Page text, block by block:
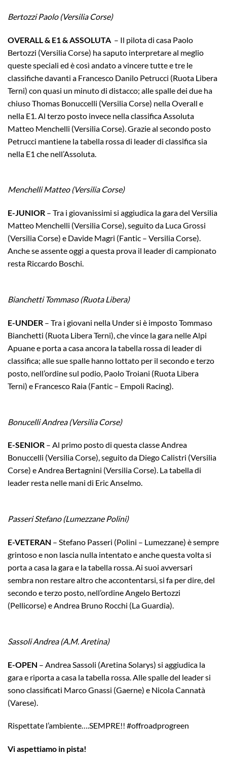
Bertozzi Paolo (Versilia Corse)
OVERALL & E1 & ASSOLUTA – Il pilota di casa Paolo
Bertozzi (Versilia Corse) ha saputo interpretare al meglio
queste speciali ed è così andato a vincere tutte e tre le
classifiche davanti a Francesco Danilo Petrucci (Ruota Libera
Terni) con quasi un minuto di distacco; alle spalle dei due ha
chiuso Thomas Bonuccelli (Versilia Corse) nella Overall e
nella E1. Al terzo posto invece nella classifica Assoluta
Matteo Menchelli (Versilia Corse). Grazie al secondo posto
Petrucci mantiene la tabella rossa di leader di classifica sia
nella E1 che nell’Assoluta.
Menchelli Matteo (Versilia Corse)
E-JUNIOR – Tra i giovanissimi si aggiudica la gara del Versilia
Matteo Menchelli (Versilia Corse), seguito da Luca Grossi
(Versilia Corse) e Davide Magri (Fantic – Versilia Corse).
Anche se assente oggi a questa prova il leader di campionato
resta Riccardo Boschi.
Bianchetti Tommaso (Ruota Libera)
E-UNDER – Tra i giovani nella Under si è imposto Tommaso
Bianchetti (Ruota Libera Terni), che vince la gara nelle Alpi
Apuane e porta a casa ancora la tabella rossa di leader di
classifica; alle sue spalle hanno lottato per il secondo e terzo
posto, nell’ordine sul podio, Paolo Troiani (Ruota Libera
Terni) e Francesco Raia (Fantic – Empoli Racing).
Bonucelli Andrea (Versilia Corse)
E-SENIOR – Al primo posto di questa classe Andrea
Bonuccelli (Versilia Corse), seguito da Diego Calistri (Versilia
Corse) e Andrea Bertagnini (Versilia Corse). La tabella di
leader resta nelle mani di Eric Anselmo.
Passeri Stefano (Lumezzane Polini)
E-VETERAN – Stefano Passeri (Polini – Lumezzane) è sempre
grintoso e non lascia nulla intentato e anche questa volta si
porta a casa la gara e la tabella rossa. Ai suoi avversari
sembra non restare altro che accontentarsi, si fa per dire, del
secondo e terzo posto, nell’ordine Angelo Bertozzi
(Pellicorse) e Andrea Bruno Rocchi (La Guardia).
Sassoli Andrea (A.M. Aretina)
E-OPEN – Andrea Sassoli (Aretina Solarys) si aggiudica la
gara e riporta a casa la tabella rossa. Alle spalle del leader si
sono classificati Marco Gnassi (Gaerne) e Nicola Cannatà
(Varese).
Rispettate l’ambiente….SEMPRE!! #offroadprogreen
Vi aspettiamo in pista!